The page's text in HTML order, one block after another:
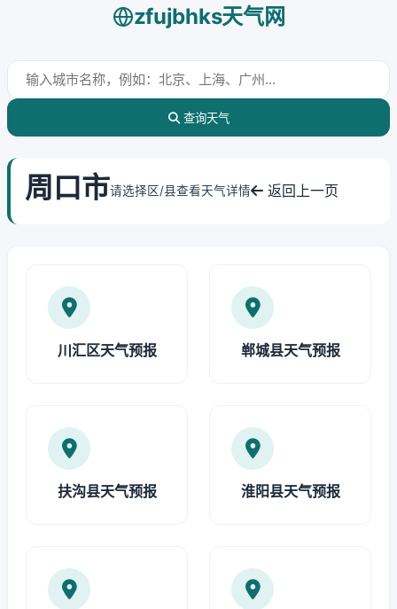
zfujbhks天气网
查询天气
周口市请选择区/县查看天气详情 返回上一页
川汇区天气预报 郸城县天气预报
扶沟县天气预报 淮阳县天气预报